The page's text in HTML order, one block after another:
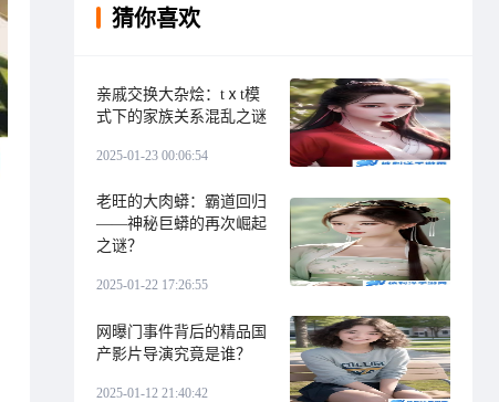
猜你喜欢
亲戚交换大杂烩：tⅹt模
式下的家族关系混乱之谜
2025-01-23 00:06:54
老旺的大肉蟒：霸道回归
——神秘巨蟒的再次崛起
之谜？
2025-01-22 17:26:55
网曝门事件背后的精品国
产影片导演究竟是谁？
2025-01-12 21:40:42